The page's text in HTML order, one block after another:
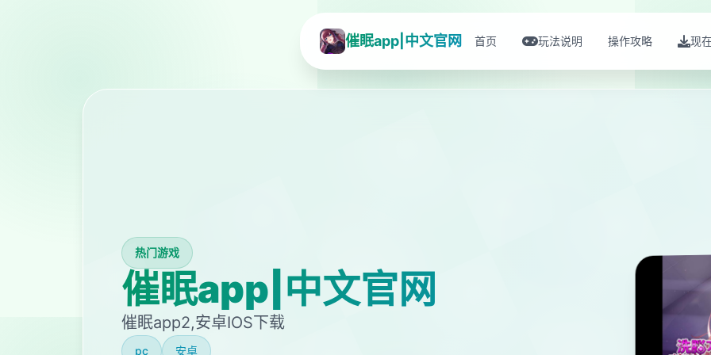
催眠app|中文官网 首页 玩法说明 操作攻略 现
热门游戏
催眠app|中文官网
催眠app2,安卓IOS下载
pc 安卓